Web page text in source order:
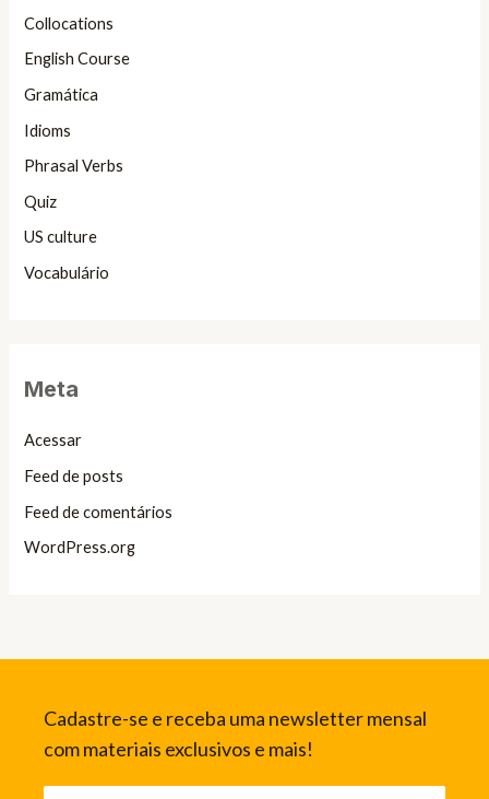
Collocations
English Course
Gramática
Idioms
Phrasal Verbs
Quiz
US culture
Vocabulário
Meta
Acessar
Feed de posts
Feed de comentários
WordPress.org
Cadastre-se e receba uma newsletter mensal
com materiais exclusivos e mais!